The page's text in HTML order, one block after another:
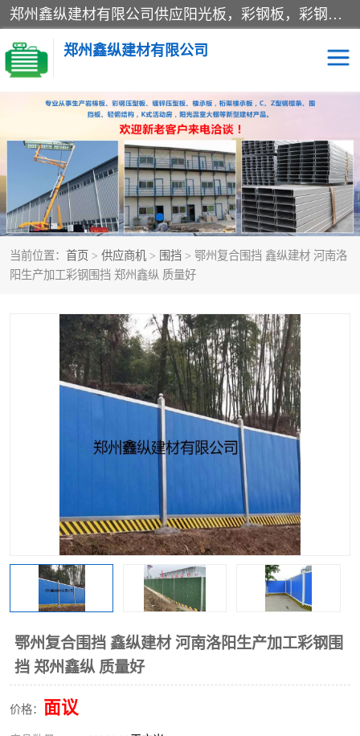
郑州鑫纵建材有限公司供应阳光板，彩钢板，彩钢钢构工程是一家集生产销售租赁安装于一体的企业，主要生产PC采光板，耐力板，仿古琉璃采光板，岩棉板、彩钢压型板、镀锌压型板、桁架楼承板，C、Z型钢檩条、围挡板、轻钢结构，阳光温室大棚等新型建材产品。公司旗下有多台移动式高空压瓦机租赁，承接全国各地业务，专业对外租赁各种型号压瓦机。
郑州鑫纵建材有限公司
当前位置： 首页 > 供应商机 > 围挡 > 鄂州复合围挡 鑫纵建材 河南洛
阳生产加工彩钢围挡 郑州鑫纵 质量好
鄂州复合围挡 鑫纵建材 河南洛阳生产加工彩钢围
挡 郑州鑫纵 质量好
价格： 面议
高空瓦机租赁 ASA合成树脂仿古瓦
CZ型钢 FRP采光板
PC多层板 PC耐力板
建筑围挡 楼层板
岩棉板 钢结构配件
彩钢板
生产加工单板复合围挡 市